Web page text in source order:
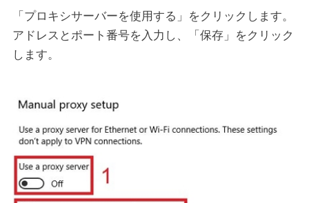
「プロキシサーバーを使用する」をクリックします。
アドレスとポート番号を入力し、「保存」をクリック
します。